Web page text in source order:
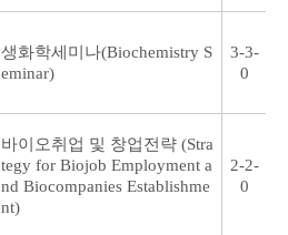
생화학세미나(Biochemistry S
eminar)
3-3-
0
바이오취업 및 창업전략 (Stra
tegy for Biojob Employment a
nd Biocompanies Establishme
nt)
2-2-
0